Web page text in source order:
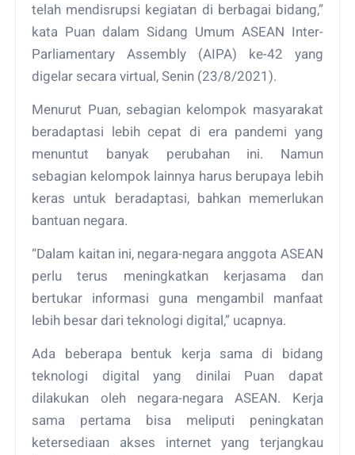
telah mendisrupsi kegiatan di berbagai bidang,”
kata Puan dalam Sidang Umum ASEAN Inter-
Parliamentary Assembly (AIPA) ke-42 yang
digelar secara virtual, Senin (23/8/2021).
Menurut Puan, sebagian kelompok masyarakat
beradaptasi lebih cepat di era pandemi yang
menuntut banyak perubahan ini. Namun
sebagian kelompok lainnya harus berupaya lebih
keras untuk beradaptasi, bahkan memerlukan
bantuan negara.
“Dalam kaitan ini, negara-negara anggota ASEAN
perlu terus meningkatkan kerjasama dan
bertukar informasi guna mengambil manfaat
lebih besar dari teknologi digital,” ucapnya.
Ada beberapa bentuk kerja sama di bidang
teknologi digital yang dinilai Puan dapat
dilakukan oleh negara-negara ASEAN. Kerja
sama pertama bisa meliputi peningkatan
ketersediaan akses internet yang terjangkau